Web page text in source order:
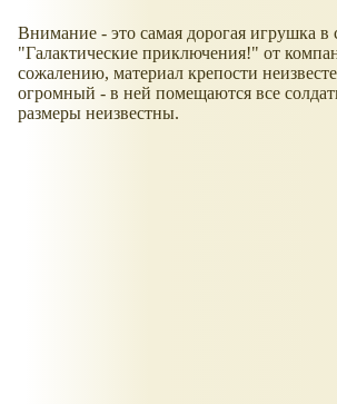
Внимание - это самая дорогая игрушка в
"Галактические приключения!" от
сожалению, материал крепости
огромный - в ней помещаются все
размеры неизвестны.